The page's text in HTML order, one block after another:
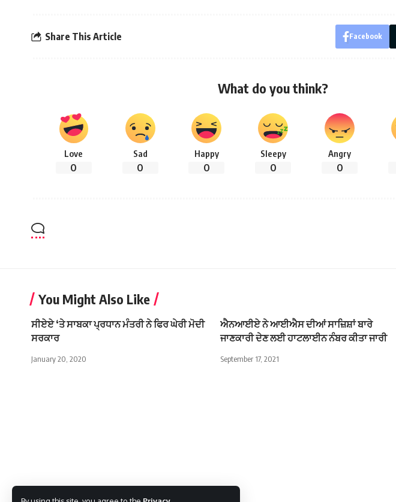
Share This Article Facebook
What do you think?
Love
0
Sad
0
Happy
0
Sleepy
0
Angry
0
You Might Also Like
ਸੀਏਏ ‘ਤੇ ਸਾਬਕਾ ਪ੍ਰਧਾਨ ਮੰਤਰੀ ਨੇ ਫਿਰ ਘੇਰੀ ਮੋਦੀ
ਸਰਕਾਰ
January 20, 2020
ਐਨਆਈਏ ਨੇ ਆਈਐਸ ਦੀਆਂ ਸਾਜ਼ਿਸ਼ਾਂ ਬਾਰੇ
ਜਾਣਕਾਰੀ ਦੇਣ ਲਈ ਹਾਟਲਾਈਨ ਨੰਬਰ ਕੀਤਾ ਜਾਰੀ
September 17, 2021